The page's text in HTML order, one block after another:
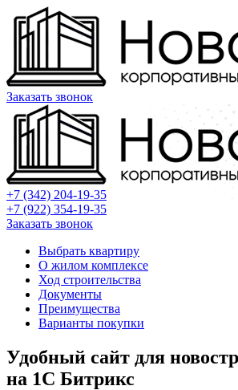
Заказать звонок
+7 (342) 204-19-35
+7 (922) 354-19-35
Заказать звонок
Выбрать квартиру
О жилом комплексе
Ход строительства
Документы
Преимущества
Варианты покупки
Удобный сайт для
на 1С Битрикс